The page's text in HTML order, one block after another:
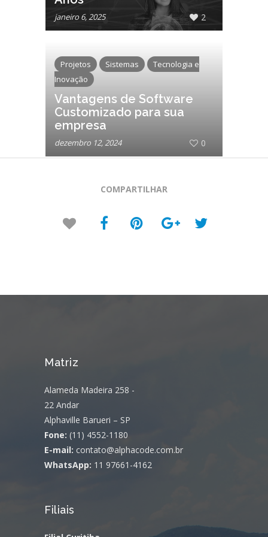
janeiro 6, 2025 2
Projetos Sistemas
Tecnologia e
Inovação
Vantagens de Software
Customizado para sua
empresa
dezembro 12, 2024 0
COMPARTILHAR
Matriz
Alameda Madeira 258 -
22 Andar
Alphaville Barueri – SP
Fone: (11) 4552-1180
E-mail: contato@alphacode.com.br
WhatsApp: 11 97661-4162
Filiais